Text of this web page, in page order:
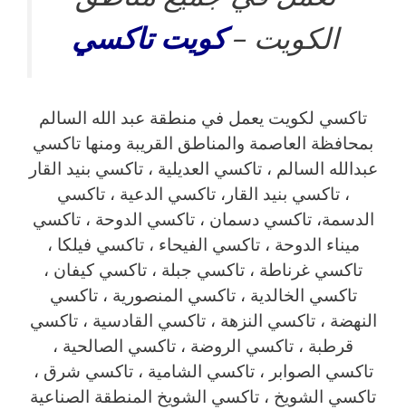
الكويت – كويت تاكسي
تاكسي لكويت يعمل في منطقة عبد الله السالم
بمحافظة العاصمة والمناطق القريبة ‎ومنها تاكسي
عبدالله السالم ، تاكسي العديلية ، تاكسي بنيد القار
، تاكسي بنيد القار، تاكسي الدعية ، تاكسي
الدسمة، تاكسي دسمان ، تاكسي الدوحة ، تاكسي
ميناء الدوحة ، تاكسي الفيحاء ، تاكسي فيلكا ،
تاكسي غرناطة ، تاكسي جبلة ، تاكسي كيفان ،
تاكسي الخالدية ، تاكسي المنصورية ، تاكسي
النهضة ، تاكسي النزهة ، تاكسي القادسية ، تاكسي
قرطبة ، تاكسي الروضة ، تاكسي الصالحية ،
تاكسي الصوابر ، تاكسي الشامية ، تاكسي شرق ،
تاكسي الشويخ ، تاكسي الشويخ المنطقة الصناعية